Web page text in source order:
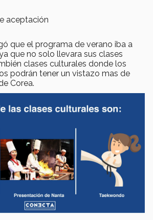
que el programa de verano iba a
que no solo llevara sus clases
clases culturales donde los
podrán tener un vistazo mas de
Corea.